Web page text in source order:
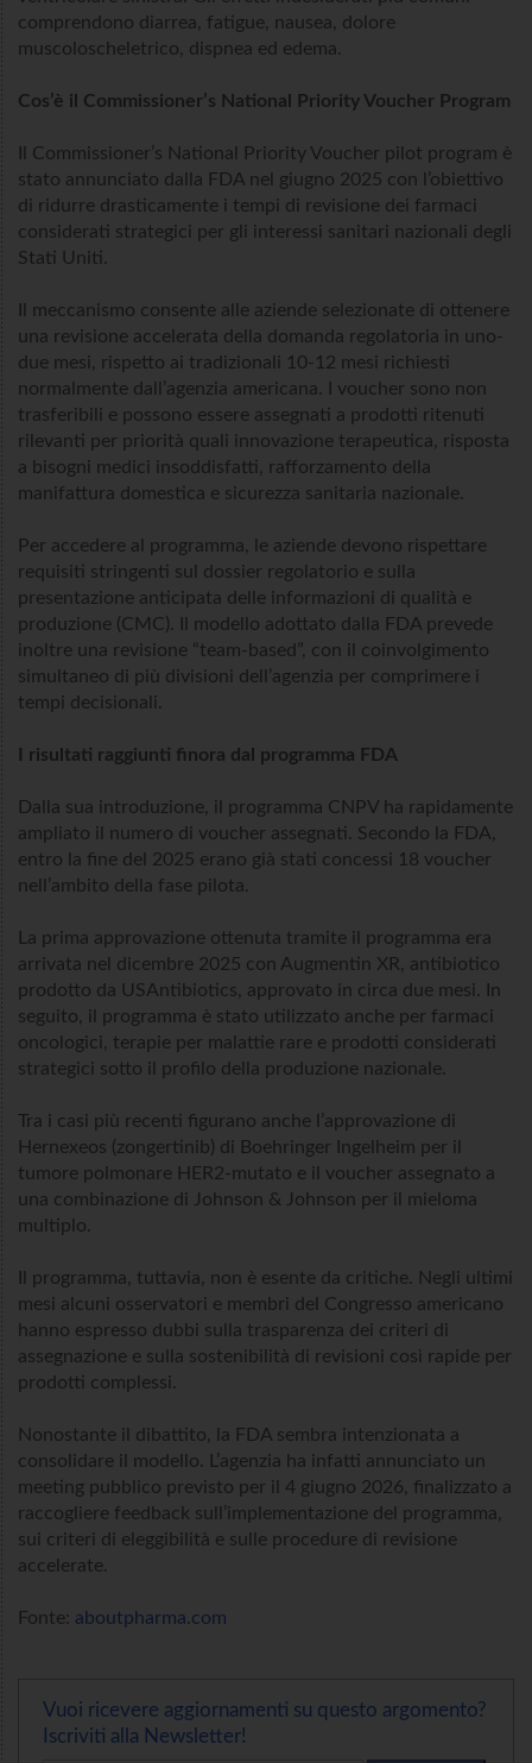
comprendono diarrea, fatigue, nausea, dolore
muscoloscheletrico, dispnea ed edema.
Cos’è il Commissioner’s National Priority Voucher Program
Il Commissioner’s National Priority Voucher pilot program è
stato annunciato dalla FDA nel giugno 2025 con l’obiettivo
di ridurre drasticamente i tempi di revisione dei farmaci
considerati strategici per gli interessi sanitari nazionali degli
Stati Uniti.
Il meccanismo consente alle aziende selezionate di ottenere
una revisione accelerata della domanda regolatoria in uno-
due mesi, rispetto ai tradizionali 10-12 mesi richiesti
normalmente dall’agenzia americana. I voucher sono non
trasferibili e possono essere assegnati a prodotti ritenuti
rilevanti per priorità quali innovazione terapeutica, risposta
a bisogni medici insoddisfatti, rafforzamento della
manifattura domestica e sicurezza sanitaria nazionale.
Per accedere al programma, le aziende devono rispettare
requisiti stringenti sul dossier regolatorio e sulla
presentazione anticipata delle informazioni di qualità e
produzione (CMC). Il modello adottato dalla FDA prevede
inoltre una revisione “team-based”, con il coinvolgimento
simultaneo di più divisioni dell’agenzia per comprimere i
tempi decisionali.
I risultati raggiunti finora dal programma FDA
Dalla sua introduzione, il programma CNPV ha rapidamente
ampliato il numero di voucher assegnati. Secondo la FDA,
entro la fine del 2025 erano già stati concessi 18 voucher
nell’ambito della fase pilota.
La prima approvazione ottenuta tramite il programma era
arrivata nel dicembre 2025 con Augmentin XR, antibiotico
prodotto da USAntibiotics, approvato in circa due mesi. In
seguito, il programma è stato utilizzato anche per farmaci
oncologici, terapie per malattie rare e prodotti considerati
strategici sotto il profilo della produzione nazionale.
Tra i casi più recenti figurano anche l’approvazione di
Hernexeos (zongertinib) di Boehringer Ingelheim per il
tumore polmonare HER2-mutato e il voucher assegnato a
una combinazione di Johnson & Johnson per il mieloma
multiplo.
Il programma, tuttavia, non è esente da critiche. Negli ultimi
mesi alcuni osservatori e membri del Congresso americano
hanno espresso dubbi sulla trasparenza dei criteri di
assegnazione e sulla sostenibilità di revisioni così rapide per
prodotti complessi.
Nonostante il dibattito, la FDA sembra intenzionata a
consolidare il modello. L’agenzia ha infatti annunciato un
meeting pubblico previsto per il 4 giugno 2026, finalizzato a
raccogliere feedback sull’implementazione del programma,
sui criteri di eleggibilità e sulle procedure di revisione
accelerate.
Fonte: aboutpharma.com
Vuoi ricevere aggiornamenti su questo argomento?
Iscriviti alla Newsletter!